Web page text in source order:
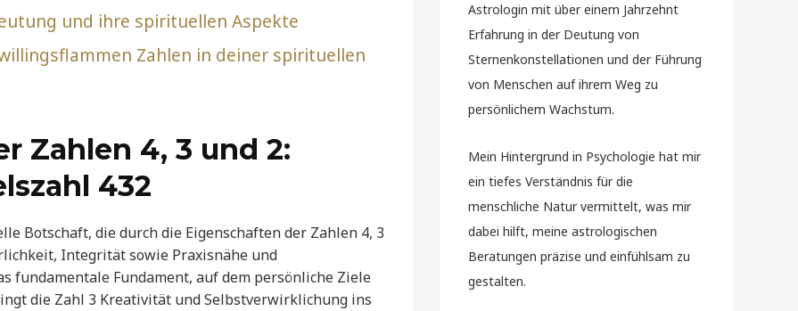
und ihre spirituellen Aspekte
Zahlen in deiner spirituellen
Zahlen 4, 3 und 2:
432
Botschaft, die durch die Eigenschaften der Zahlen 4, 3
Integrität sowie Praxisnähe und
fundamentale Fundament, auf dem persönliche Ziele
die Zahl 3 Kreativität und Selbstverwirklichung ins
Astrologin mit über einem Jahrzehnt
Erfahrung in der Deutung von
Sternenkonstellationen und der Führung
von Menschen auf ihrem Weg zu
persönlichem Wachstum.
Mein Hintergrund in Psychologie hat mir
ein tiefes Verständnis für die
menschliche Natur vermittelt, was mir
dabei hilft, meine astrologischen
Beratungen präzise und einfühlsam zu
gestalten.